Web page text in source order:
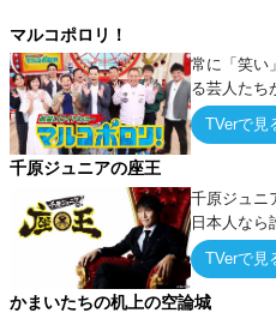
マルコポロリ！
常に「笑い
る芸人たち
出でて、新
TVerで見
千原ジュニアの座王
千原ジュニ
日本人なら
ーム』をベ
ケ・歌…な
タを競い合
TVerで見
かまいたちの机上の空論城